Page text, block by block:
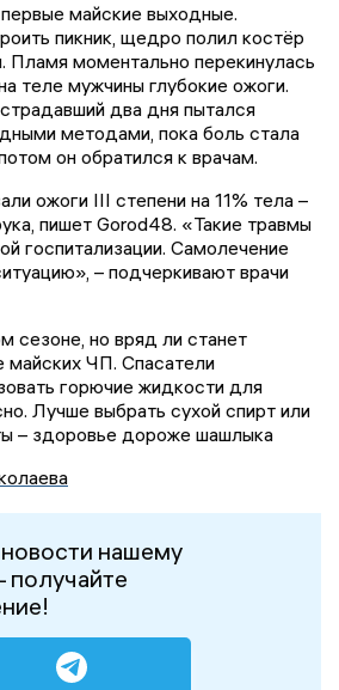
майские выходные.
пикник, щедро полил костёр
моментально перекинулась
теле мужчины глубокие ожоги.
два дня пытался
методами, пока боль стала
он обратился к врачам.
ожоги III степени на 11% тела –
пишет Gorod48. «Такие травмы
госпитализации. Самолечение
– подчеркивают врачи
сезоне, но вряд ли станет
ЧП. Спасатели
горючие жидкости для
Лучше выбрать сухой спирт или
– здоровье дороже шашлыка
нашему